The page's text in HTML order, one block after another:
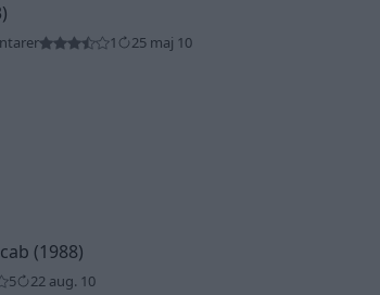
1 25 maj 10
(1988)
5 22 aug. 10